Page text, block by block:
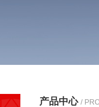
产品中心 /